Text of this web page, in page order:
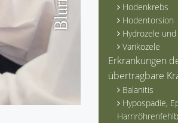
Hodenkrebs
Hodentorsion
Hydrozele
Varikozele
Erkrankungen
übertragbare
Balanitis
Hypospadie,